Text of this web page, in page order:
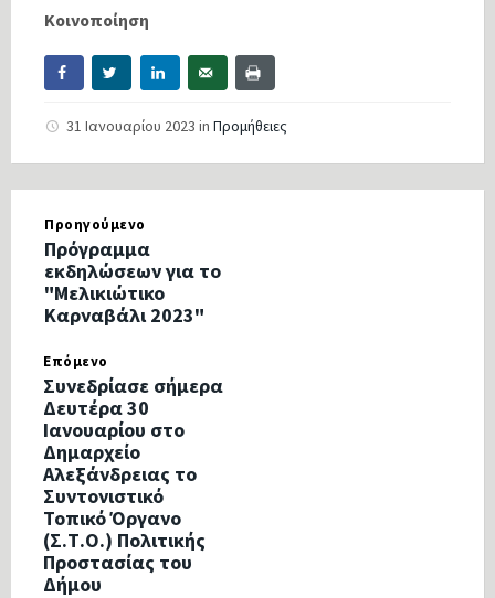
Κοινοποίηση
31 Ιανουαρίου 2023 in Προμήθειες
Προηγούμενο
Πρόγραμμα
εκδηλώσεων για το
"Μελικιώτικο
Καρναβάλι 2023"
Επόμενο
Συνεδρίασε σήμερα
Δευτέρα 30
Ιανουαρίου στο
Δημαρχείο
Αλεξάνδρειας το
Συντονιστικό
Τοπικό Όργανο
(Σ.Τ.Ο.) Πολιτικής
Προστασίας του
Δήμου